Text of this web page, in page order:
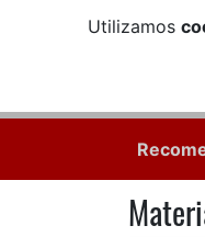
Utilizamos